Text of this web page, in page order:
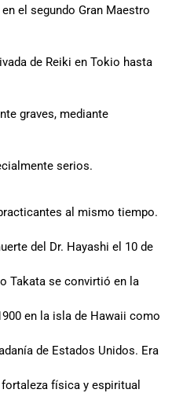
el segundo Gran Maestro
de Reiki en Tokio hasta
graves, mediante
serios.
al mismo tiempo.
del Dr. Hayashi el 10 de
Takata se convirtió en la
en la isla de Hawaii como
de Estados Unidos. Era
física y espiritual